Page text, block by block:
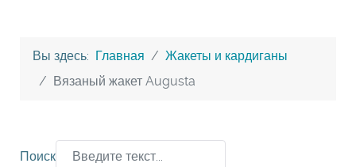
Вы здесь: Главная
Жакеты и кардиганы
Вязаный жакет Augusta
Поиск